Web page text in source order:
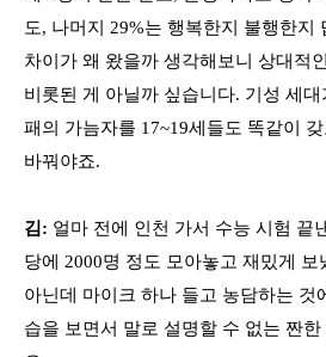
도, 나머지 29%는 행복한지 불행한지
차이가 왜 왔을까 생각해보니 상대적
비롯된 게 아닐까 싶습니다. 기성 세
패의 가늠자를 17~19세들도 똑같이
바꿔야죠.
김: 얼마 전에 인천 가서 수능 시험 끝
당에 2000명 정도 모아놓고 재밌게 보
아닌데 마이크 하나 들고 농담하는 것
습을 보면서 말로 설명할 수 없는 짠